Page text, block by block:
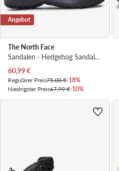
Angebot
The North Face
Sandalen · Hedgehog Sandal III NF0A46BHIGP1-070 · Grau
Aktueller Preis
60,99€
Regulärer Preis75,00 €-18%
Niedrigster Preis67,99 €-10%